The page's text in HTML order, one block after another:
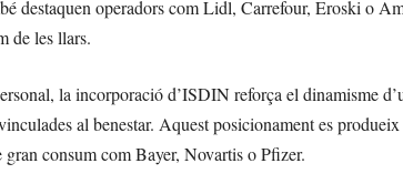
destaquen operadors com Lidl, Carrefour, Eroski o
de les llars.
la incorporació d’ISDIN reforça el dinamisme
al benestar. Aquest posicionament es
consum com Bayer, Novartis o Pfizer.